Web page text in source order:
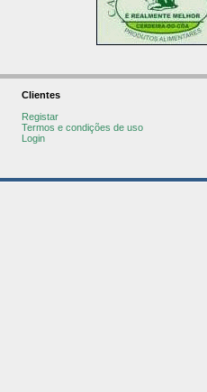
Clientes
Registar
Termos e condições de uso
Login